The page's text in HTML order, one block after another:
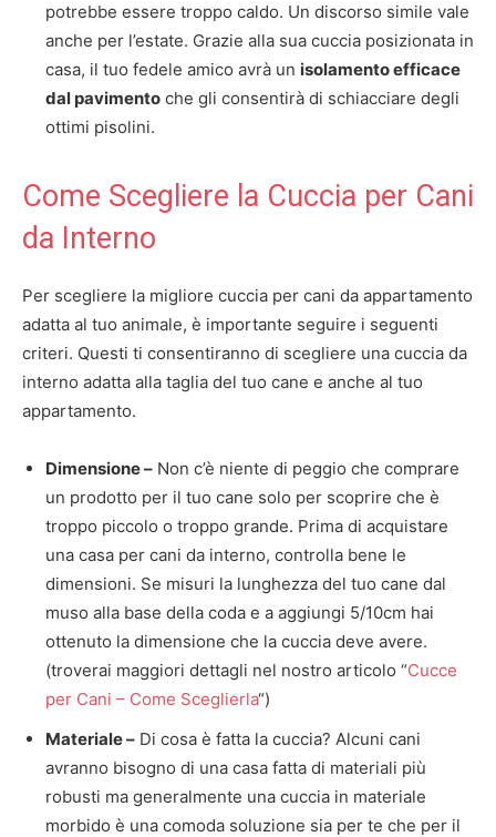
potrebbe essere troppo caldo. Un discorso simile vale
anche per l’estate. Grazie alla sua cuccia posizionata in
casa, il tuo fedele amico avrà un isolamento efficace
dal pavimento che gli consentirà di schiacciare degli
ottimi pisolini.
Come Scegliere la Cuccia per Cani
da Interno
Per scegliere la migliore cuccia per cani da appartamento
adatta al tuo animale, è importante seguire i seguenti
criteri. Questi ti consentiranno di scegliere una cuccia da
interno adatta alla taglia del tuo cane e anche al tuo
appartamento.
Dimensione – Non c’è niente di peggio che comprare
un prodotto per il tuo cane solo per scoprire che è
troppo piccolo o troppo grande. Prima di acquistare
una casa per cani da interno, controlla bene le
dimensioni. Se misuri la lunghezza del tuo cane dal
muso alla base della coda e a aggiungi 5/10cm hai
ottenuto la dimensione che la cuccia deve avere.
(troverai maggiori dettagli nel nostro articolo “Cucce
per Cani – Come Sceglierla“)
Materiale – Di cosa è fatta la cuccia? Alcuni cani
avranno bisogno di una casa fatta di materiali più
robusti ma generalmente una cuccia in materiale
morbido è una comoda soluzione sia per te che per il